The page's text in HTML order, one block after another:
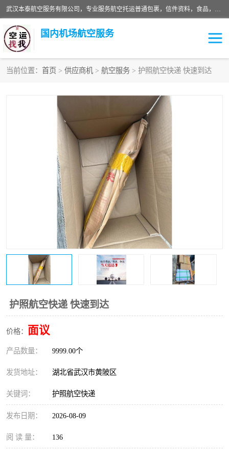
武汉本泰航空服务有限公司，专业服务航空托运普通包裹，信件资料，食品，服装，快消品等运输的专线空运，完善的网络服务确保为客户提供准确、*、安全的“门对门”服务，本着“诚信为本、精诚合作”的服务宗旨.“以安全运输为保障，以运价合理要求市场”的经营理念。武汉机场货运、武汉航空物流、武汉空运、武汉天河国际机场东方、南方、国际航空、机场空运业务覆盖国内二三线机场城市，如：武汉-敦煌、武汉-柳州等
国内机场航空服务
当前位置： 首页 > 供应商机 > 航空服务 > 护照航空快递 快速到达
护照航空快递 快速到达
价格： 面议
产品数量： 9999.00个
发货地址： 湖北省武汉市黄陂区
关键词： 护照航空快递
发布日期： 2026-08-09
阅 读 量： 136